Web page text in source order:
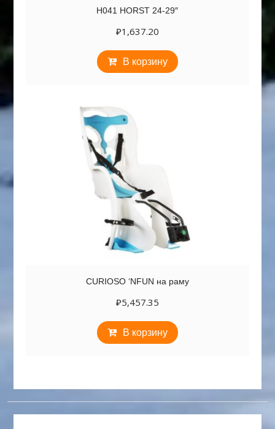
H041 HORST 24-29″
₽1,637.20
В корзину
CURIOSO ‘NFUN на раму
₽5,457.35
В корзину